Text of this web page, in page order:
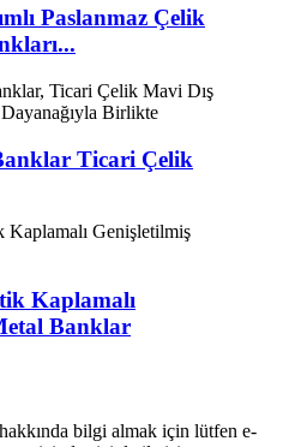
Paslanmaz Çelik
Ticari Çelik
Kaplamalı
Banklar
bilgi almak için lütfen e-